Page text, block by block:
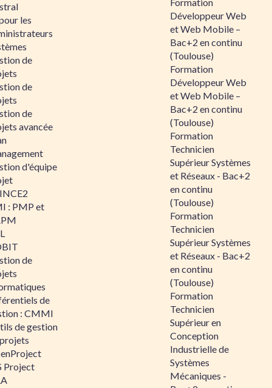
les
de
de
de
avancée
d'équipe
: PMP et
de
de
: CMMI
de gestion
Project
Développeur Web
et Web Mobile –
Bac+2 en continu
(Toulouse)
Formation
Développeur Web
et Web Mobile –
Bac+2 en continu
(Toulouse)
Formation
Technicien
Supérieur Systèmes
et Réseaux - Bac+2
en continu
(Toulouse)
Formation
Technicien
Supérieur Systèmes
et Réseaux - Bac+2
en continu
(Toulouse)
Formation
Technicien
Supérieur en
Conception
Industrielle de
Systèmes
Mécaniques -